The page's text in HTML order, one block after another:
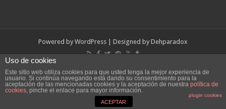
Powered by WordPress | Designed by Dehparadox
© Copyright 2010-2026, Dehparadox.es
Uso de cookies
Este sitio web utiliza cookies para que usted tenga la mejor experiencia de
usuario. Si continúa navegando está dando su consentimiento para la
aceptación de las mencionadas cookies y la aceptación de nuestra política de
cookies, pinche el enlace para mayor información.
plugin cookies
ACEPTAR